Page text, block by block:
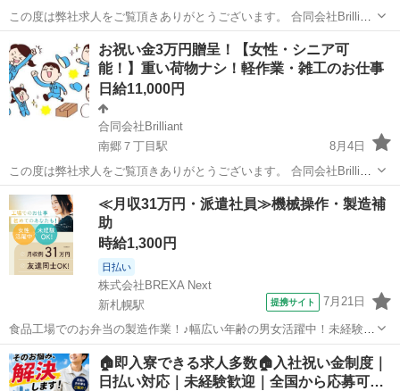
この度は弊社求人をご覧頂きありがとうございます。 合同会社Brilliant
と申します。 https://www.jsa-brilliant.com/ 仕事内容: 札幌市を中心
に、建築会社または建築現場に...
札幌市 ドライバー 建築現場
お祝い金3万円贈呈！【女性・シニア可
能！】重い荷物ナシ！軽作業・雑工のお仕事
日給11,000円
合同会社Brilliant
南郷７丁目駅
8月4日
この度は弊社求人をご覧頂きありがとうございます。 合同会社Brilliant
と申します。 https://www.jsa-brilliant.com/ 仕事内容: 札幌市内及び近
郊エリアにて、軽作業・雑工...
北海道 札幌市 南郷７丁目駅 その他 シニア
≪月収31万円・派遣社員≫機械操作・製造補
助
時給1,300円
日払い
株式会社BREXA Next
新札幌駅
提携サイト 7月21日
食品工場でのお弁当の製造作業！♪幅広い年齢の男女活躍中！未経験活
躍中♪日払い制度あり◎働きやすい空調完備♪車・バイク・自転車通勤
可！安心の社会保険完備！駅から無料送迎あり◎《北海道札幌市厚別
区》 人気の工場のお仕事 【お弁...
北海道 札幌市 新札幌駅 その他
🏠即入寮できる求人多数🏠入社祝い金制度｜
日払い対応｜未経験歓迎｜全国から応募可…